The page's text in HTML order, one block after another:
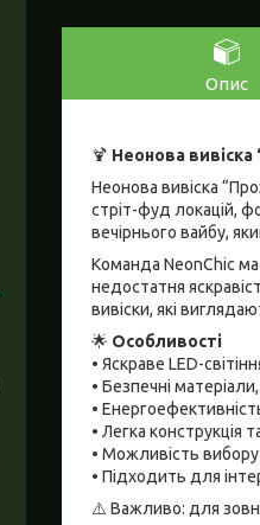
Опис
🍹 Неонова вивіска
Неонова вивіска
стріт-фуд локацій,
вечірнього вайбу,
Команда NeonChic
недостатня
вивіски, які
🌟 Особливості
• Яскраве LED-
• Безпечні
•
• Легка
• Можливість
• Підходить для
⚠️ Важливо: для